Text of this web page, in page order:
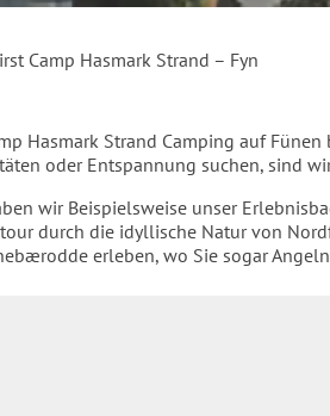
Camp Hasmark Strand – Fyn
Hasmark Strand Camping auf
oder Entspannung suchen, sind
wir Beispielsweise unser
durch die idyllische Natur von
erleben, wo Sie sogar